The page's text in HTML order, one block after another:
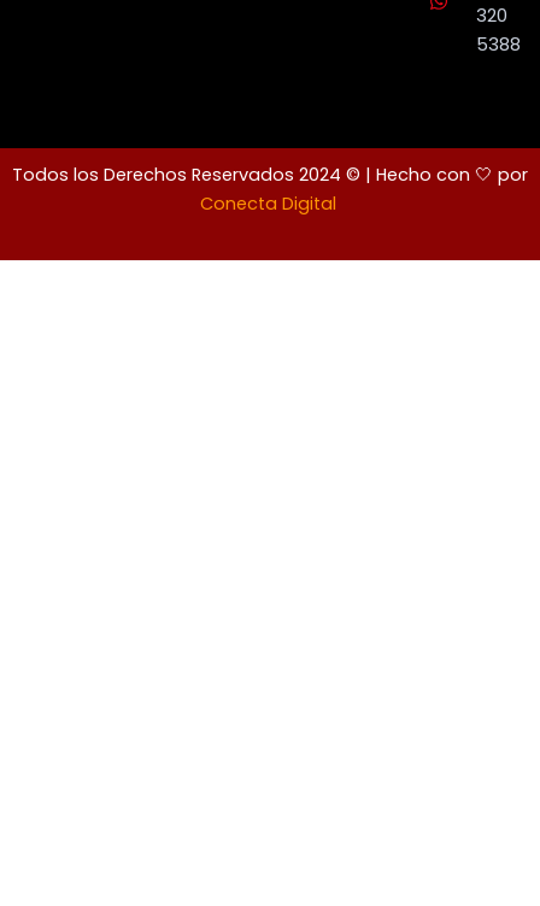
320
5388
Todos los Derechos Reservados 2024 © | Hecho con 🤍 por
Conecta Digital